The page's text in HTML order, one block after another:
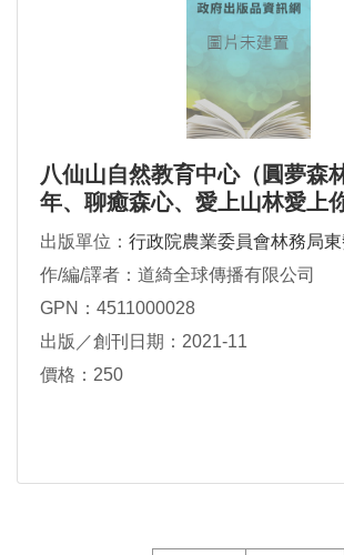
八仙山自然教育中心（圓夢森
年、聊癒森心、愛上山林愛上你
出版單位： 行政院農業委員會林務局
作/編/譯者：道綺全球傳播有限公司
GPN：4511000028
出版／創刊日期：2021-11
價格：250